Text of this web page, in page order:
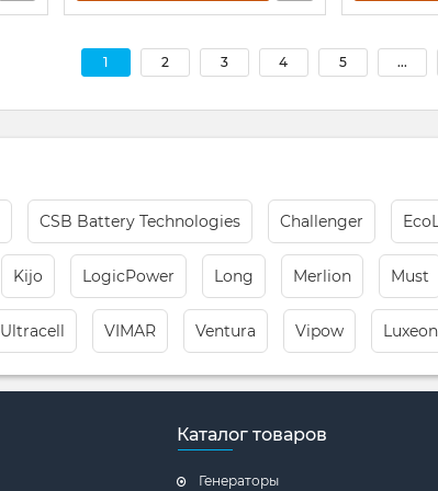
1 2 3 4 5 ...
CSB Battery Technologies Challenger
Kijo LogicPower Long Merlion Must
Ultracell VIMAR Ventura Vipow Luxeon
Каталог товаров
Генераторы